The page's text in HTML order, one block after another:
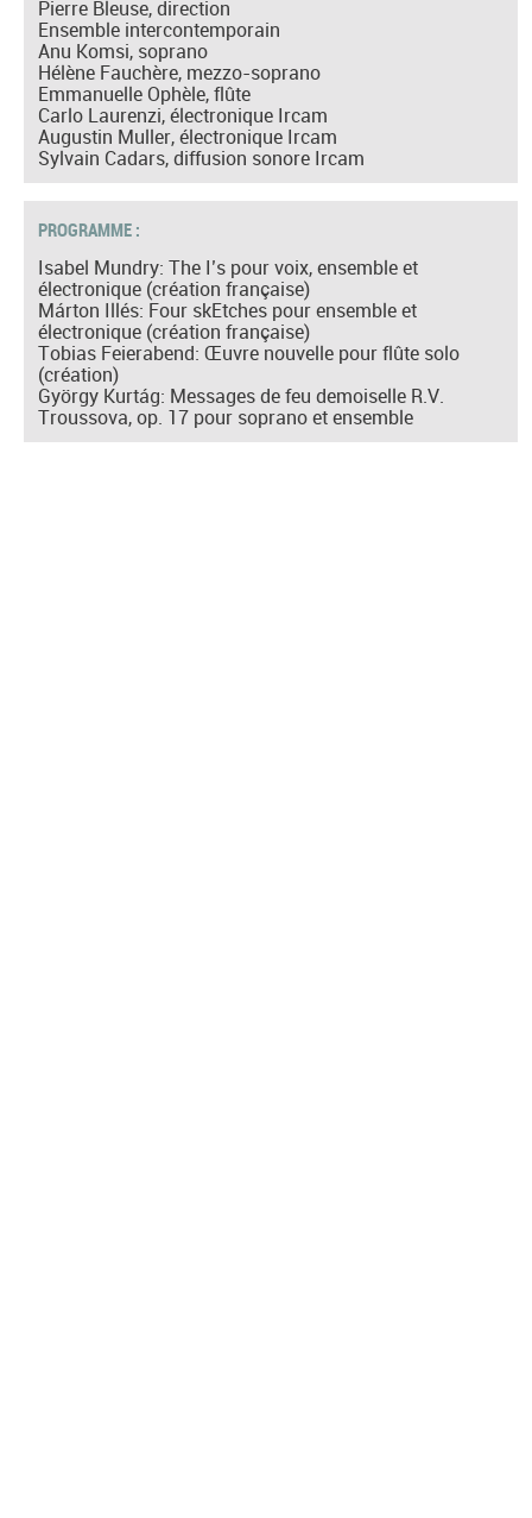
Pierre Bleuse, direction
Ensemble intercontemporain
Anu Komsi, soprano
Hélène Fauchère, mezzo-soprano
Emmanuelle Ophèle, flûte
Carlo Laurenzi, électronique Ircam
Augustin Muller, électronique Ircam
Sylvain Cadars, diffusion sonore Ircam
PROGRAMME :
Isabel Mundry: The I’s pour voix, ensemble et
électronique (création française)
Márton Illés: Four skEtches pour ensemble et
électronique (création française)
Tobias Feierabend: Œuvre nouvelle pour flûte solo
(création)
György Kurtág: Messages de feu demoiselle R.V.
Troussova, op. 17 pour soprano et ensemble